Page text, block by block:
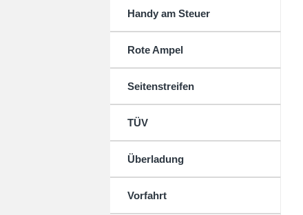
Handy am Steuer
Rote Ampel
Seitenstreifen
TÜV
Überladung
Vorfahrt